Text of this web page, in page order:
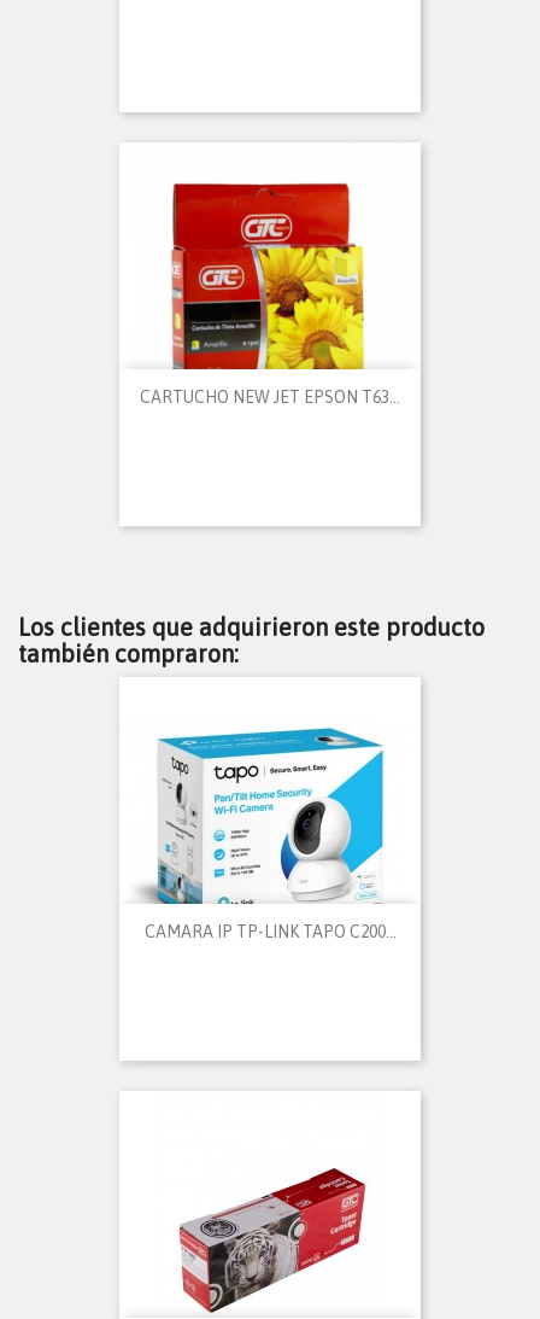
CARTUCHO NEW JET EPSON T63...
Los clientes que adquirieron este producto
también compraron:
CAMARA IP TP-LINK TAPO C200...